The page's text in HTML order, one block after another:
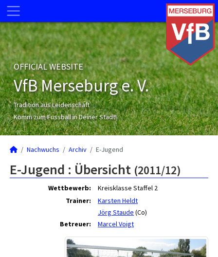
OFFICIAL WEBSITE
VfB Merseburg e. V.
Tradition aus Leidenschaft
Komm zum Fussball in Deiner Stadt!
Nachwuchs Archiv E-Jugend
E-Jugend : Übersicht (2011/12)
Wettbewerb:
Kreisklasse Staffel 2
Trainer:
Karsten Heldt
Jörg Staude (Co)
Betreuer:
Marcel Voigt